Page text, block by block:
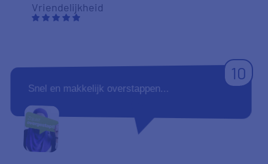
Vriendelijkheid
10
Snel en makkelijk overstappen...